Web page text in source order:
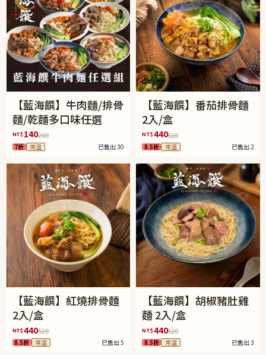
【藍海饌】牛肉麵/排骨
麵/乾麵多口味任選
NT$ 140200
7折 常溫 已售出 30
【藍海饌】番茄排骨麵
2入/盒
NT$440520
8.5折 常溫 已售出 2
【藍海饌】紅燒排骨麵
2入/盒
NT$440520
8.5折 常溫 已售出 5
【藍海饌】胡椒豬肚雞
麵 2入/盒
NT$440520
8.5折 常溫 已售出 3